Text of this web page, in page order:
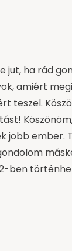
jut, ha rád
amiért
teszel.
jobb ember.
ben